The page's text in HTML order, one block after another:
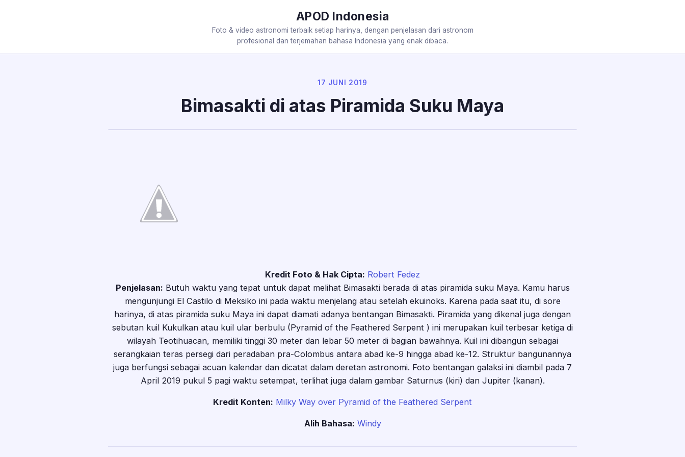
APOD Indonesia
Foto & video astronomi terbaik setiap harinya, dengan penjelasan dari astronom
profesional dan terjemahan bahasa Indonesia yang enak dibaca.
17 JUNI 2019
Bimasakti di atas Piramida Suku Maya
Kredit Foto & Hak Cipta: Robert Fedez
Penjelasan: Butuh waktu yang tepat untuk dapat melihat Bimasakti berada di atas piramida suku Maya. Kamu harus
mengunjungi El Castilo di Meksiko ini pada waktu menjelang atau setelah ekuinoks. Karena pada saat itu, di sore
harinya, di atas piramida suku Maya ini dapat diamati adanya bentangan Bimasakti. Piramida yang dikenal juga dengan
sebutan kuil Kukulkan atau kuil ular berbulu (Pyramid of the Feathered Serpent ) ini merupakan kuil terbesar ketiga di
wilayah Teotihuacan, memiliki tinggi 30 meter dan lebar 50 meter di bagian bawahnya. Kuil ini dibangun sebagai
serangkaian teras persegi dari peradaban pra-Colombus antara abad ke-9 hingga abad ke-12. Struktur bangunannya
juga berfungsi sebagai acuan kalendar dan dicatat dalam deretan astronomi. Foto bentangan galaksi ini diambil pada 7
April 2019 pukul 5 pagi waktu setempat, terlihat juga dalam gambar Saturnus (kiri) dan Jupiter (kanan).
Kredit Konten: Milky Way over Pyramid of the Feathered Serpent
Alih Bahasa: Windy